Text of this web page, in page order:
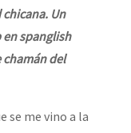
Un
spanglish
chamán del
se me vino a la